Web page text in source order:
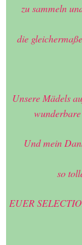
zu sammeln
die
Unsere Mädels
Und mein
so
EUER